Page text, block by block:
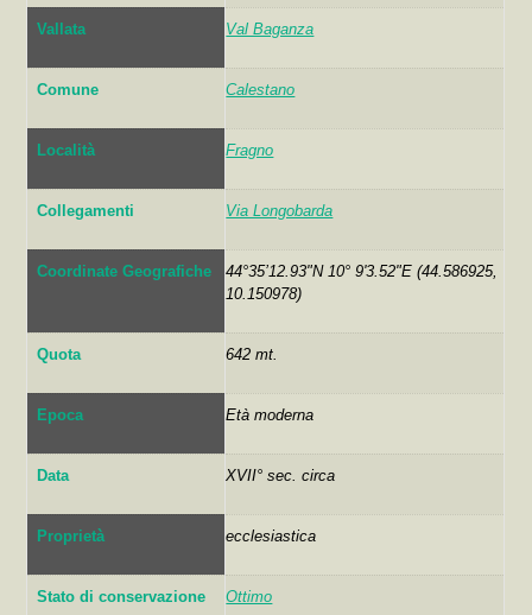
Vallata Val Baganza
Comune Calestano
Località Fragno
Collegamenti Via Longobarda
Coordinate Geografiche
44°35’12.93"N 10° 9'3.52"E (44.586925,
10.150978)
Quota 642 mt.
Epoca Età moderna
Data XVII° sec. circa
Proprietà ecclesiastica
Stato di conservazione Ottimo